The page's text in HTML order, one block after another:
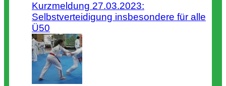
Kurzmeldung 27.03.2023:
Selbstverteidigung insbesondere für alle
Ü50